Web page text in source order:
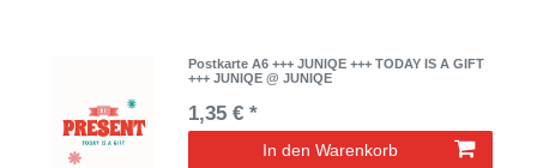
Postkarte A6 +++ JUNIQE +++ TODAY IS A GIFT
+++ JUNIQE @ JUNIQE
1,35 € *
In den Warenkorb